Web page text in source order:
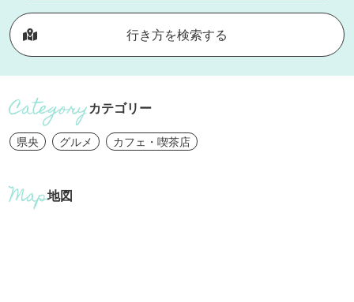
行き方を検索する
カテゴリー
県央 グルメ カフェ・喫茶店
地図